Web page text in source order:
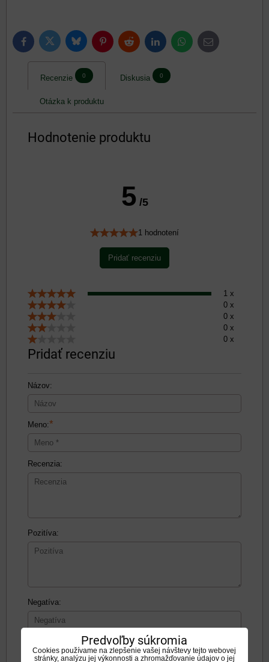
FacebookTwitter BlueskyPinterestReddit LinkedInWhatsApp
E-
mail
Recenzie 0 Diskusia 0
Otázka k produktu
Hodnotenie produktu
5 /5
1 hodnotení
Pridať recenziu
1 x
0 x
0 x
0 x
0 x
Pridať recenziu
Názov:
Meno:*
Recenzia:
Pozitíva:
Negatíva:
Predvoľby súkromia
Cookies používame na zlepšenie vašej návštevy tejto webovej
stránky, analýzu jej výkonnosti a zhromažďovanie údajov o jej